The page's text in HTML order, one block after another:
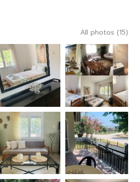
All photos (15)